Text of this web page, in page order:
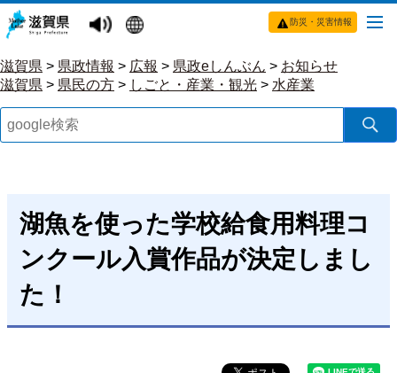
防災・災害情報
滋賀県 > 県政情報 > 広報 > 県政eしんぶん > お知らせ
滋賀県 > 県民の方 > しごと・産業・観光 > 水産業
湖魚を使った学校給食用料理コ
ンクール入賞作品が決定しまし
た！